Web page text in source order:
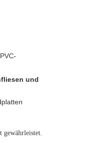
und
gewährleistet.